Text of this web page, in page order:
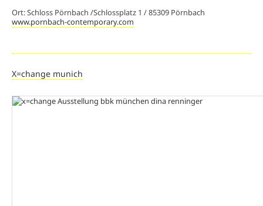
Ort: Schloss Pörnbach /Schlossplatz 1 / 85309 Pörnbach
www.pornbach-contemporary.com
X=change munich